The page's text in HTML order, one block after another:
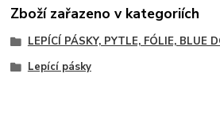
Zboží zařazeno v kategoriích
LEPÍCÍ PÁSKY, PYTLE, FÓLIE, BLUE
Lepící pásky